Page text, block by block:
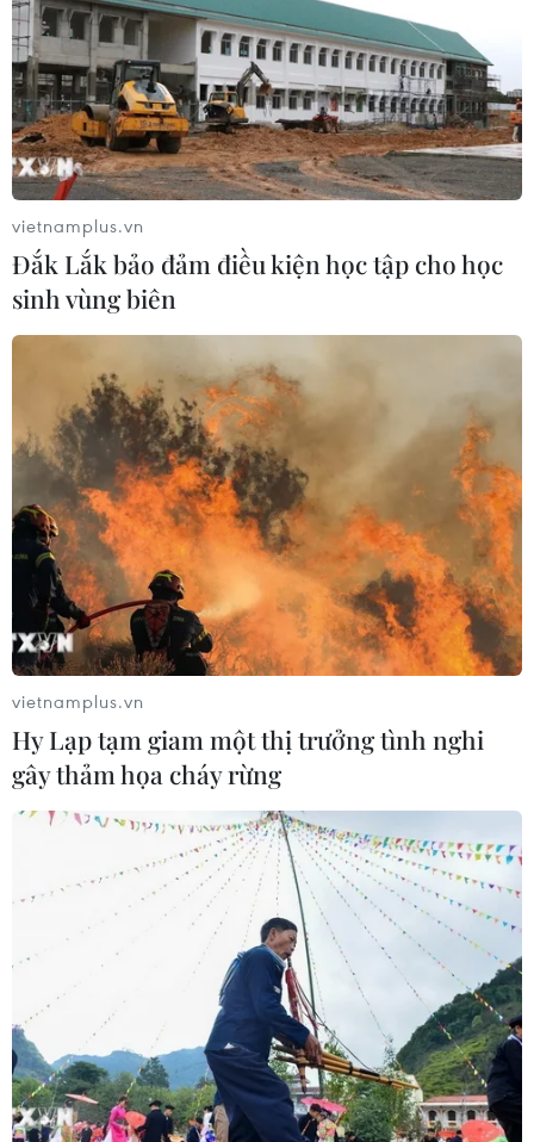
vietnamplus.vn
Đắk Lắk bảo đảm điều kiện học tập cho học
sinh vùng biên
vietnamplus.vn
Hy Lạp tạm giam một thị trưởng tình nghi
gây thảm họa cháy rừng